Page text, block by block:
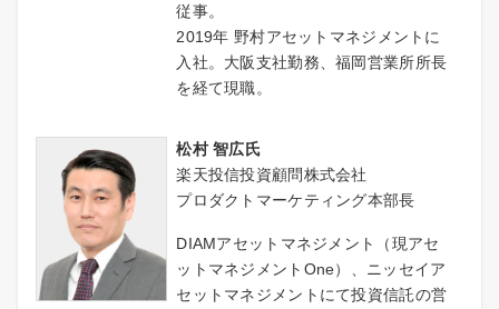
従事。
2019年 野村アセットマネジメントに
入社。⼤阪⽀社勤務、福岡営業所所長
を経て現職。
松村 智広氏
楽天投信投資顧問株式会社
プロダクトマーケティング本部長
DIAMアセットマネジメント（現アセ
ットマネジメントOne）、ニッセイア
セットマネジメントにて投資信託の営